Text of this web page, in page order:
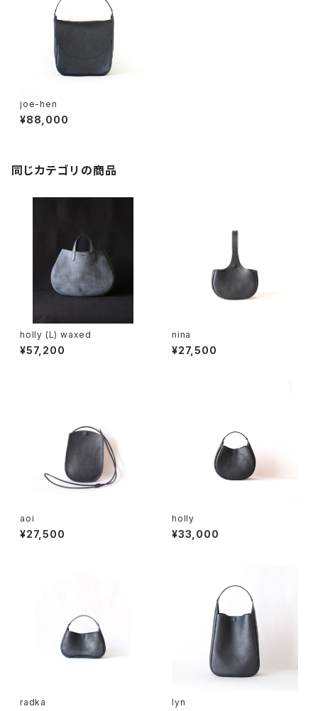
joe-hen
¥88,000
同じカテゴリの商品
holly (L) waxed
¥57,200
nina
¥27,500
aoi
¥27,500
holly
¥33,000
radka lyn